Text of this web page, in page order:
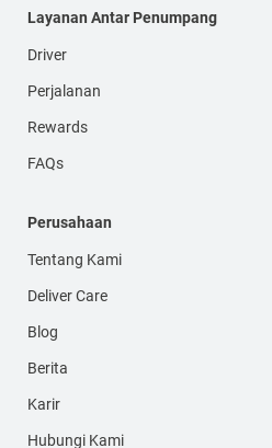
Layanan Antar Penumpang
Driver
Perjalanan
Rewards
FAQs
Perusahaan
Tentang Kami
Deliver Care
Blog
Berita
Karir
Hubungi Kami